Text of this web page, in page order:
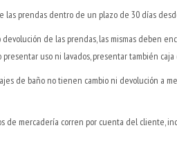
las prendas dentro de un plazo de 30 días
devolución de las prendas, las mismas deben
uso ni lavados, presentar también
de baño no tienen cambio ni devolución a
de mercadería corren por cuenta del cliente,